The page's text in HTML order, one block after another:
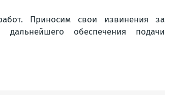
Приносим свои извинения за
обеспечения подачи